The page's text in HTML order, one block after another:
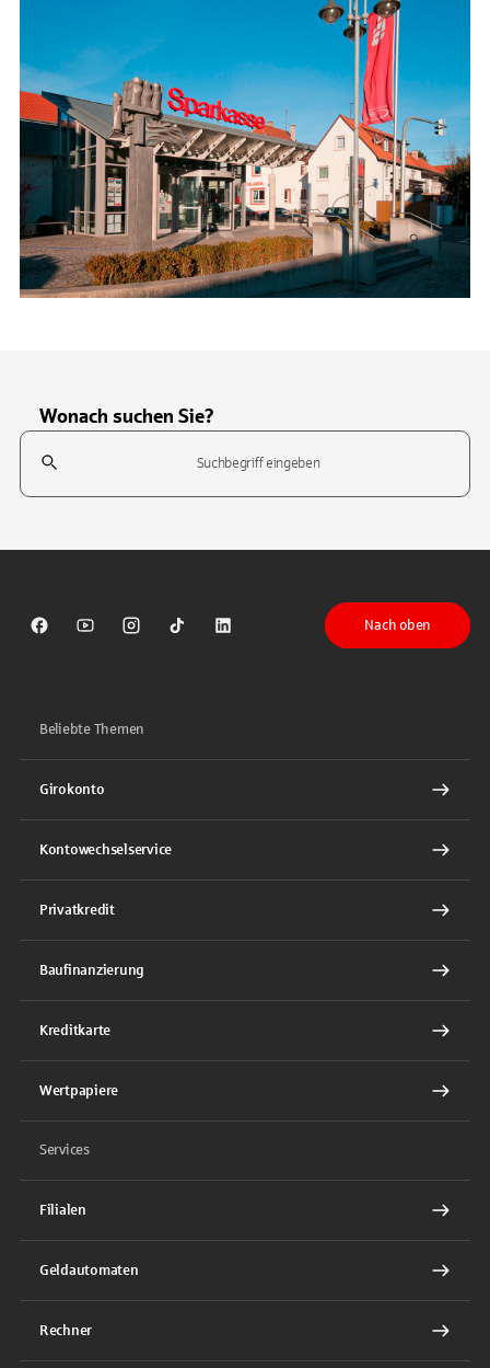
Wonach suchen Sie?
Suchfeld
Sparkasse auf Facebook
Sparkasse auf Youtube
Sparkasse auf Instagram
Sparkasse auf TikTok
Sparkasse auf LinkedIn
Nach oben
Beliebte Themen
Girokonto
Kontowechselservice
Privatkredit
Baufinanzierung
Kreditkarte
Wertpapiere
Services
Filialen
Geldautomaten
Rechner